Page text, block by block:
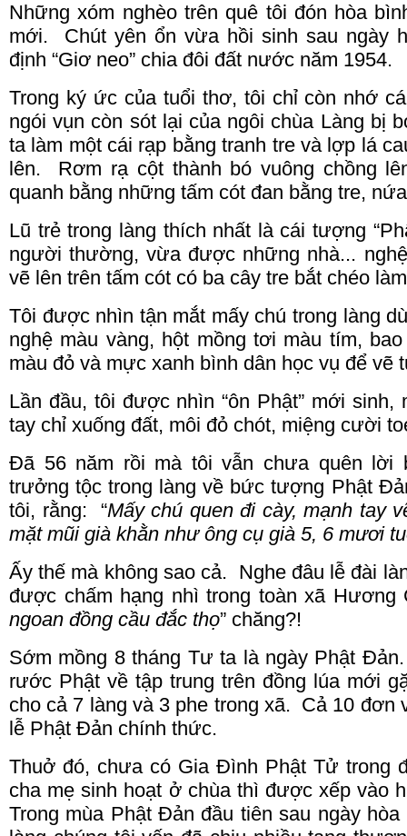
Những xóm nghèo trên quê tôi đón hòa
mới.
Chút yên ổn vừa hồi sinh sau ngày
định “Giơ neo” chia đôi đất nước năm 1954.
Trong ký ức của tuổi thơ, tôi chỉ còn nhớ
ngói vụn còn sót lại của ngôi chùa Làng bị
ta làm một cái rạp bằng tranh tre và lợp lá
lên.
Rơm rạ cột thành bó vuông chồng
quanh bằng những tấm cót đan bằng tre,
Lũ trẻ trong làng thích nhất là cái tượng
người thường, vừa được những nhà...
vẽ lên trên tấm cót có ba cây tre bắt chéo
Tôi được nhìn tận mắt mấy chú trong làng
nghệ màu vàng, hột mồng tơi màu tím,
màu đỏ và mực xanh bình dân học vụ để
Lần đầu, tôi được nhìn “ôn Phật” mới sinh,
tay chỉ xuống đất, môi đỏ chót, miệng cười
Đã 56 năm rồi mà tôi vẫn chưa quên lời
trưởng tộc trong làng về bức tượng Phật
tôi, rằng: “Mấy chú quen đi cày, mạnh tay
mặt mũi già khằn như ông cụ già 5, 6 mươi
Ấy thế mà không sao cả. Nghe đâu lễ đài
được chấm hạng nhì trong toàn xã Hương
ngoan đồng cầu đắc thọ” chăng?!
Sớm mồng 8 tháng Tư ta là ngày Phật Đản.
rước Phật về tập trung trên đồng lúa mới
cho cả 7 làng và 3 phe trong xã. Cả 10 đơn
lễ Phật Đản chính thức.
Thuở đó, chưa có Gia Đình Phật Tử trong
cha mẹ sinh hoạt ở chùa thì được xếp vào
Trong mùa Phật Đản đầu tiên sau ngày